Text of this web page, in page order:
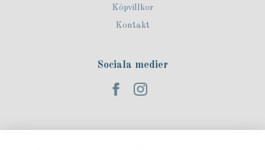
Köpvillkor
Kontakt
Sociala medier